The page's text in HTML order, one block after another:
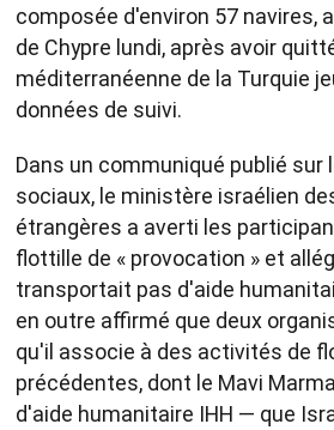
composée d'environ 57 navires,
de Chypre lundi, après avoir
méditerranéenne de la Turquie
données de suivi.
Dans un communiqué publié sur
sociaux, le ministère israélien
étrangères a averti les
flottille de « provocation » et
transportait pas d'aide
en outre affirmé que deux
qu'il associe à des activités de
précédentes, dont le Mavi
d'aide humanitaire IHH — que